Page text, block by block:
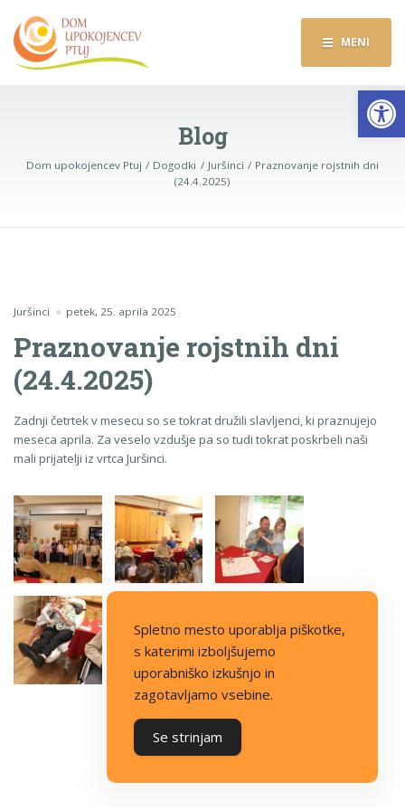
MENI
Blog
Dom upokojencev Ptuj Dogodki Juršinci
Praznovanje rojstnih dni
(24.4.2025)
Juršinci petek, 25. aprila 2025
Praznovanje rojstnih dni
(24.4.2025)
Zadnji četrtek v mesecu so se tokrat družili slavljenci, ki praznujejo
meseca aprila. Za veselo vzdušje pa so tudi tokrat poskrbeli naši
mali prijatelji iz vrtca Juršinci.
Spletno mesto uporablja piškotke,
s katerimi izboljšujemo
uporabniško izkušnjo in
zagotavljamo vsebine.
Se strinjam